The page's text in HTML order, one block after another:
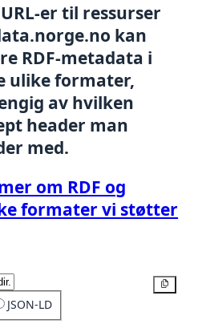
er til ressurser
kan
RDF-metadata i
ulike formater,
av hvilken
header man
med.
om RDF og
formater vi støtter
JSON-LD